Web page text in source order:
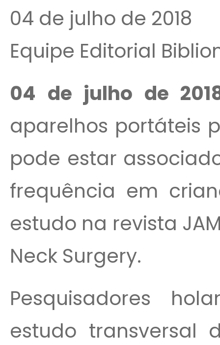
04 de julho de 2018
Equipe Editorial
04 de julho de
aparelhos portáteis
pode estar
frequência em
estudo na revista
Neck Surgery.
Pesquisadores
estudo transversal